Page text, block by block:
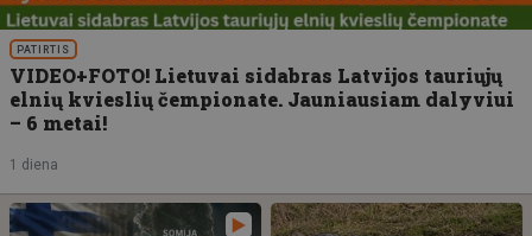
PATIRTIS
VIDEO+FOTO! Lietuvai sidabras Latvijos tauriųjų
elnių kvieslių čempionate. Jauniausiam dalyviui
– 6 metai!
1 diena